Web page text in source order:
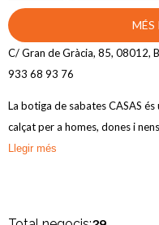
C/ Gran de Gràcia, 85, 08012,
933 68 93 76
La botiga de sabates CASAS
calçat per a homes, dones i
models, podràs triar entre
Llegir més